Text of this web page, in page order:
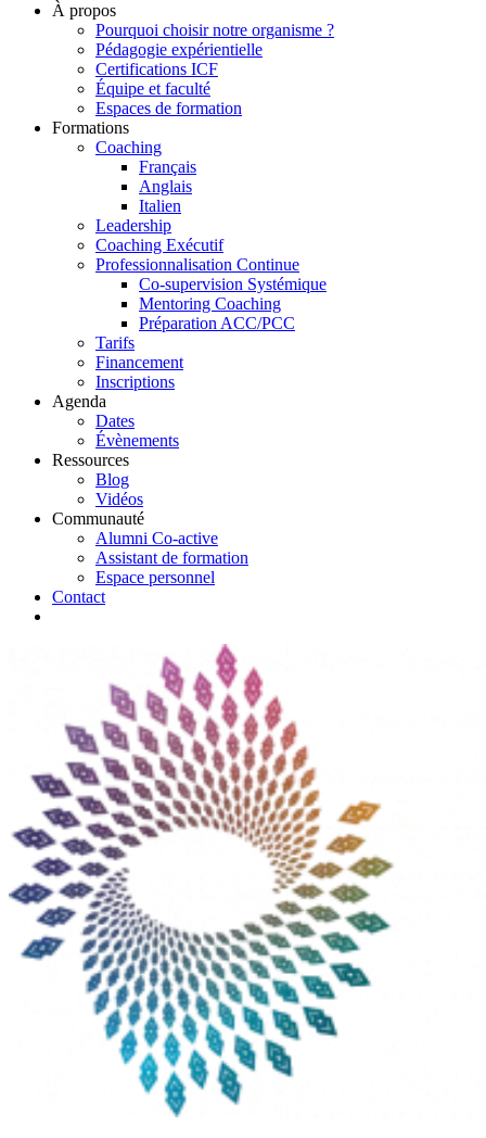
À propos
Pourquoi choisir notre organisme ?
Pédagogie expérientielle
Certifications ICF
Équipe et faculté
Espaces de formation
Formations
Coaching
Français
Anglais
Italien
Leadership
Coaching Exécutif
Professionnalisation Continue
Co-supervision Systémique
Mentoring Coaching
Préparation ACC/PCC
Tarifs
Financement
Inscriptions
Agenda
Dates
Évènements
Ressources
Blog
Vidéos
Communauté
Alumni Co-active
Assistant de formation
Espace personnel
Contact